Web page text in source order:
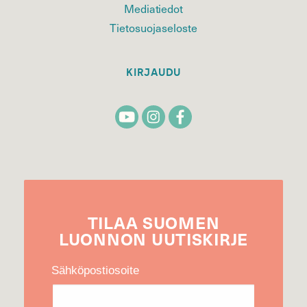
Mediatiedot
Tietosuojaseloste
KIRJAUDU
TILAA SUOMEN
LUONNON UUTIS­KIRJE
Sähköpostiosoite